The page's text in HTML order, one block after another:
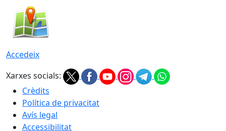
Accedeix
Xarxes socials:
Crèdits
Política de privacitat
Avís legal
Accessibilitat